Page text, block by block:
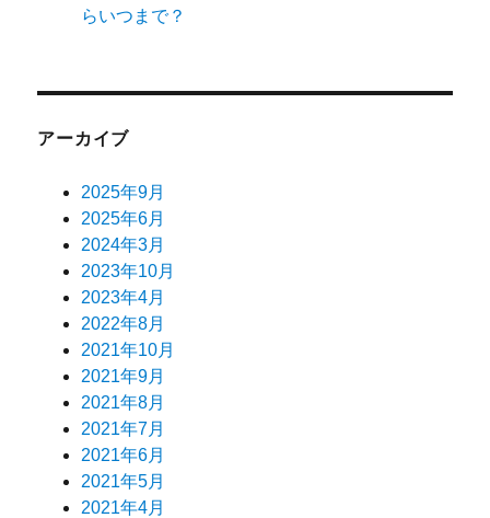
らいつまで？
アーカイブ
2025年9月
2025年6月
2024年3月
2023年10月
2023年4月
2022年8月
2021年10月
2021年9月
2021年8月
2021年7月
2021年6月
2021年5月
2021年4月